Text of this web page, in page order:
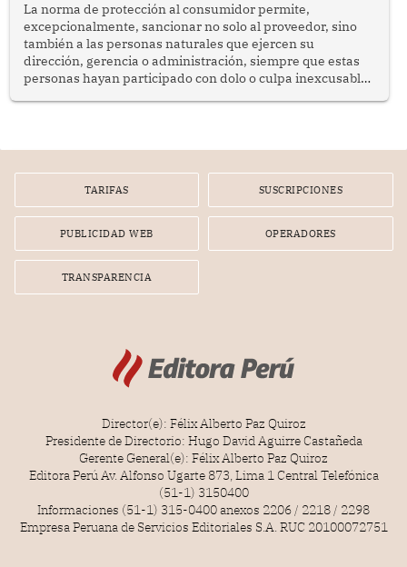
La norma de protección al consumidor permite,
excepcionalmente, sancionar no solo al proveedor, sino
también a las personas naturales que ejercen su
dirección, gerencia o administración, siempre que estas
personas hayan participado con dolo o culpa inexcusable
por la frustrada realización de un meet and greet con
TARIFAS SUSCRIPCIONES
PUBLICIDAD WEB OPERADORES
TRANSPARENCIA
Director(e): Félix Alberto Paz Quiroz
Presidente de Directorio: Hugo David Aguirre Castañeda
Gerente General(e): Félix Alberto Paz Quiroz
Editora Perú Av. Alfonso Ugarte 873, Lima 1 Central Telefónica
(51-1) 3150400
Informaciones (51-1) 315-0400 anexos 2206 / 2218 / 2298
Empresa Peruana de Servicios Editoriales S.A. RUC 20100072751